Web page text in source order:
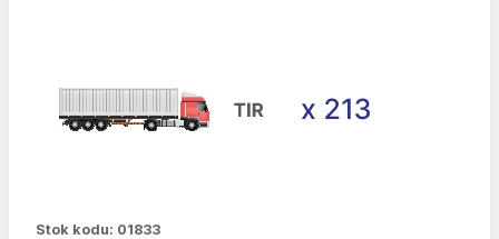
Stok kodu: 01833